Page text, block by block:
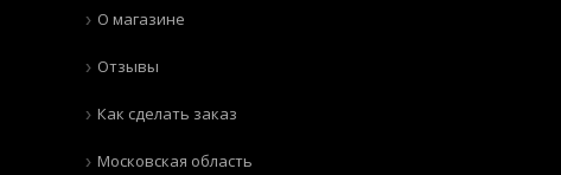
О магазине
Отзывы
Как сделать заказ
Московская область